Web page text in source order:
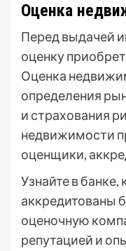
Оценка
Перед выдачей
оценку
Оценка
определения
и страхования
недвижимости
оценщики,
Узнайте в
аккредитованы
оценочную
репутацией и